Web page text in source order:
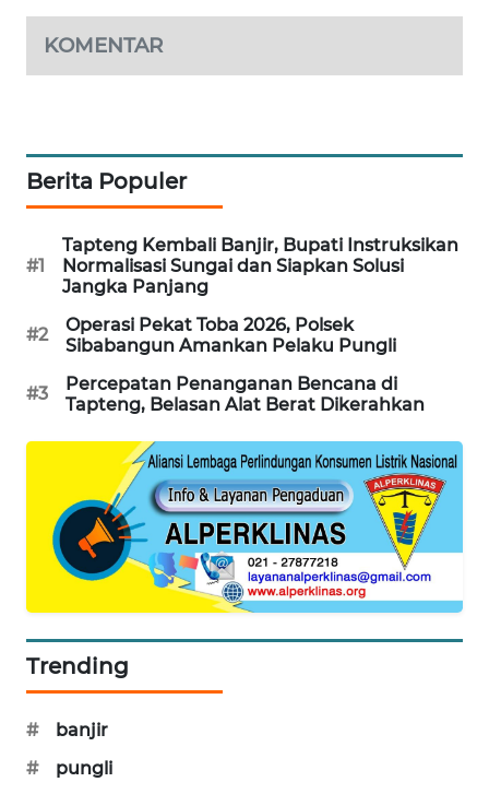
KOMENTAR
Berita Populer
#1
Tapteng Kembali Banjir, Bupati Instruksikan
Normalisasi Sungai dan Siapkan Solusi
Jangka Panjang
#2
Operasi Pekat Toba 2026, Polsek
Sibabangun Amankan Pelaku Pungli
#3
Percepatan Penanganan Bencana di
Tapteng, Belasan Alat Berat Dikerahkan
Trending
#
banjir
#
pungli
NEWS
CILEUNGSI
BERKAT
NEWS
BERAMPU
NEWS
ANUGERAH
NEWS
AKHLAK
NEWS
SONYA
ASA